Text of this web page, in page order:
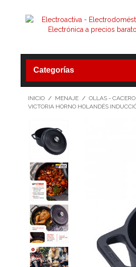
Categorías
INICIO / MENAJE / OLLAS -
VICTORIA HORNO HOLANDÉS